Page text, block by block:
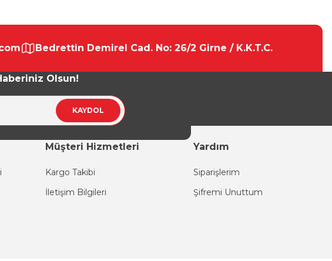
Bedrettin Demirel Cad. No: 26/2 Girne / K.K.T.C.
Olsun!
KAYDOL
Müşteri Hizmetleri
Kargo Takibi
İletişim Bilgileri
Yardım
Siparişlerim
Şifremi Unuttum